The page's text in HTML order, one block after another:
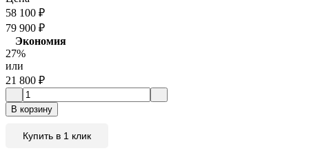
58 100 ₽
79 900 ₽
Экономия
27%
или
21 800 ₽
В корзину
Купить в 1 клик